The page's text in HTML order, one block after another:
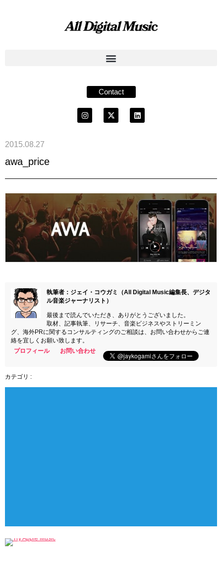
Contact
2015.08.27
awa_price
執筆者：ジェイ・コウガミ（All Digital Music編集長、デジタ
ル音楽ジャーナリスト）
最後まで読んでいただき、ありがとうございました。
取材、記事執筆、リサーチ、音楽ビジネスやストリーミン
グ、海外PRに関するコンサルティングのご相談は、お問い合わせからご連
絡を宜しくお願い致します。
プロフィール
お問い合わせ
カテゴリ :